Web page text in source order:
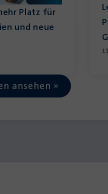
Platz für
und neue
ansehen »